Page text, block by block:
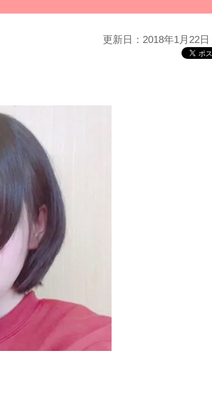
更新日：2018年1月22日